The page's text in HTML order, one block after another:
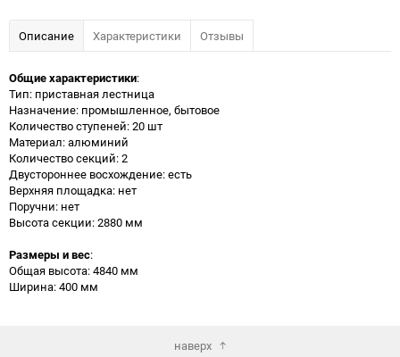
Описание Характеристики Отзывы
Общие характеристики:
Тип: приставная лестница
Назначение: промышленное, бытовое
Количество ступеней: 20 шт
Материал: алюминий
Количество секций: 2
Двустороннее восхождение: есть
Верхняя площадка: нет
Поручни: нет
Высота секции: 2880 мм
Размеры и вес:
Общая высота: 4840 мм
Ширина: 400 мм
наверх